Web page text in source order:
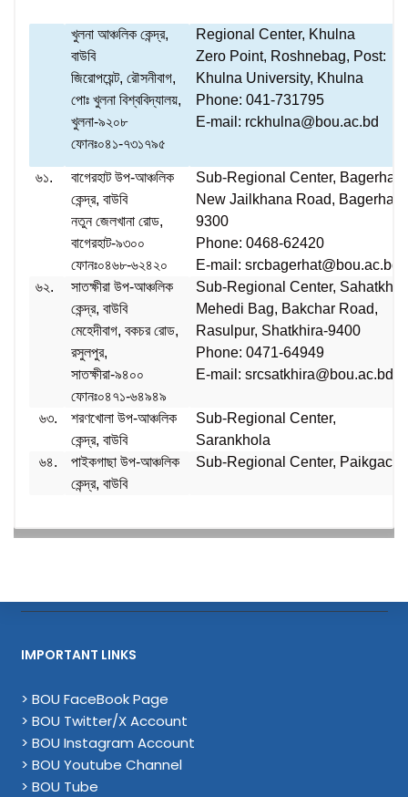
খুলনা আঞ্চলিক কেন্দ্র,
বাউবি
জিরোপয়েন্ট, রৌসনীবাগ,
পোঃ খুলনা বিশ্ববিদ্যালয়,
খুলনা-৯২০৮
ফোনঃ০৪১-৭৩১৭৯৫
Regional Center, Khulna
Zero Point, Roshnebag, Post:
Khulna University, Khulna
Phone: 041-731795
E-mail: rckhulna@bou.ac.bd
৬১.
বাগেরহাট উপ-আঞ্চলিক
কেন্দ্র, বাউবি
নতুন জেলখানা রোড,
বাগেরহাট-৯৩০০
ফোনঃ০৪৬৮-৬২৪২০
Sub-Regional Center, Bagerhat
New Jailkhana Road, Bagerhat-
9300
Phone: 0468-62420
E-mail: srcbagerhat@bou.ac.bd
৬২.
সাতক্ষীরা উপ-আঞ্চলিক
কেন্দ্র, বাউবি
মেহেদীবাগ, বকচর রোড,
রসুলপুর,
সাতক্ষীরা-৯৪০০
ফোনঃ০৪৭১-৬৪৯৪৯
Sub-Regional Center,
Mehedi Bag, Bakchar Road,
Rasulpur, Shatkhira-9400
Phone: 0471-64949
E-mail: srcsatkhira@bou.ac.bd
৬৩.
শরণখোলা উপ-আঞ্চলিক
কেন্দ্র, বাউবি
Sub-Regional Center,
Sarankhola
৬৪.
পাইকগাছা উপ-আঞ্চলিক
কেন্দ্র, বাউবি
Sub-Regional Center,
IMPORTANT LINKS
> BOU FaceBook Page
> BOU Twitter/X Account
> BOU Instagram Account
> BOU Youtube Channel
> BOU Tube